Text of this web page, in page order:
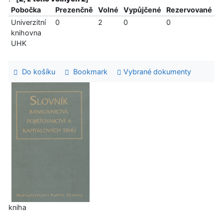
Pobočka
Prezenčně Volné Vypůjčené
Rezervované
Univerzitní
knihovna
UHK
0 2 0 0
Do košíku Bookmark Vybrané dokumenty
kniha